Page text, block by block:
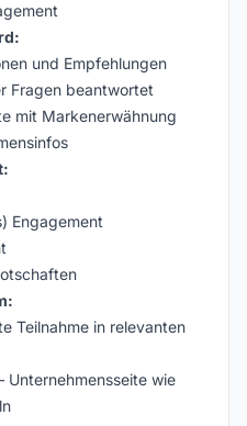
und Empfehlungen
Fragen beantwortet
mit Markenerwähnung
Engagement
Teilnahme in relevanten
Unternehmensseite wie